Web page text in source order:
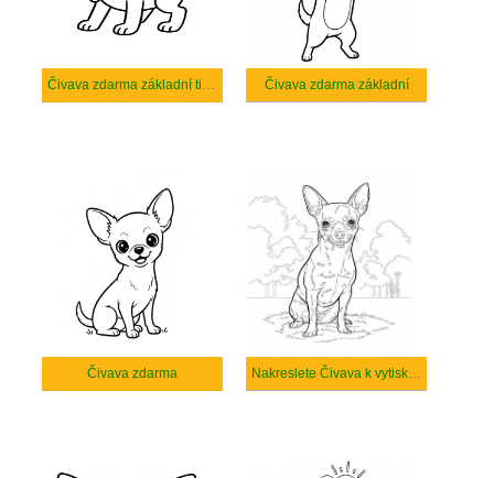
Čivava zdarma základní tisknutelné Čivava zdarma základní
Čivava zdarma Nakreslete Čivava k vytisknutí zdarma